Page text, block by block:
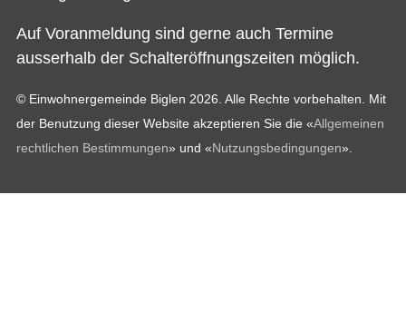
Auf Voranmeldung sind gerne auch Termine
ausserhalb der Schalteröffnungszeiten möglich.
© Einwohnergemeinde Biglen 2026. Alle Rechte vorbehalten. Mit
der Benutzung dieser Website akzeptieren Sie die «Allgemeinen
rechtlichen Bestimmungen» und «Nutzungsbedingungen».